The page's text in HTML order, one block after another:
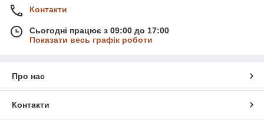
Контакти
Сьогодні працює з 09:00 до 17:00
Показати весь графік роботи
Про нас
Контакти